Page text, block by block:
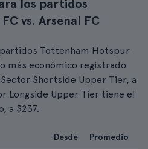
los partidos
vs. Arsenal FC
Tottenham Hotspur
más económico registrado
Shortside Upper Tier, a
Longside Upper Tier tiene el
a $237.
Desde Promedio